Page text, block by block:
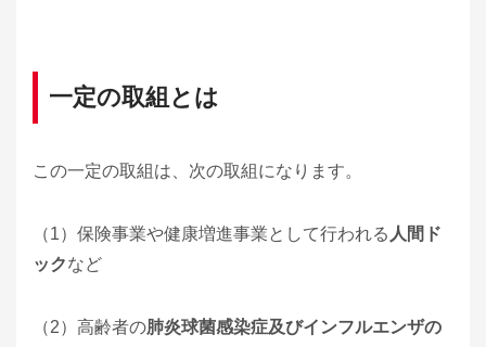
一定の取組とは
この一定の取組は、次の取組になります。
（1）保険事業や健康増進事業として行われる 人間ド
ックなど
（2）高齢者の肺炎球菌感染症及びインフルエンザの